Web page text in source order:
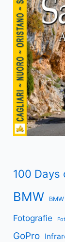
100 Days
BMW
Fotografie
GoPro